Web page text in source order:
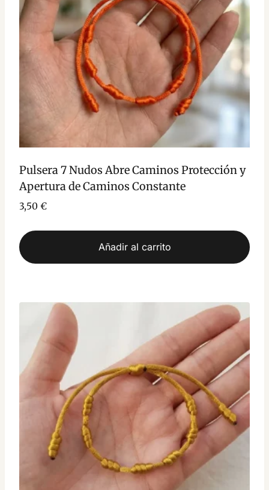
Pulsera 7 Nudos Abre Caminos Protección y
Apertura de Caminos Constante
3,50 €
Añadir al carrito